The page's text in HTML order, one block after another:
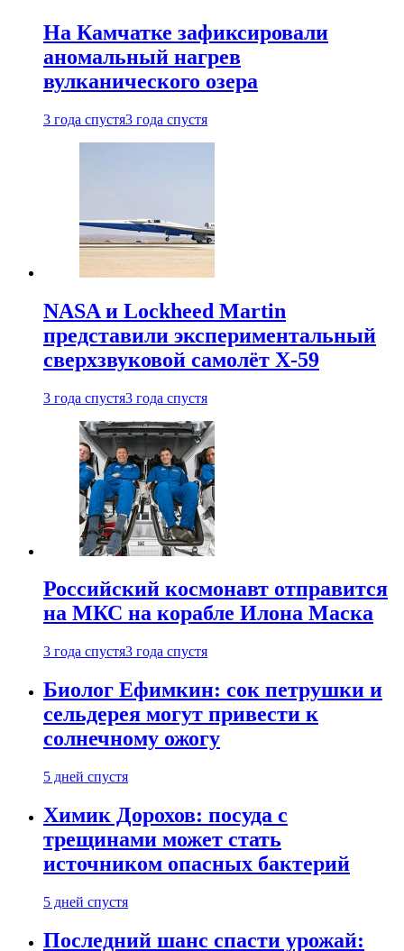
На Камчатке зафиксировали
аномальный нагрев
вулканического озера
3 года спустя3 года спустя
NASA и Lockheed Martin
представили экспериментальный
сверхзвуковой самолёт X-59
3 года спустя3 года спустя
Российский космонавт отправится
на МКС на корабле Илона Маска
3 года спустя3 года спустя
Биолог Ефимкин: сок петрушки и
сельдерея могут привести к
солнечному ожогу
5 дней спустя
Химик Дорохов: посуда с
трещинами может стать
источником опасных бактерий
5 дней спустя
Последний шанс спасти урожай: